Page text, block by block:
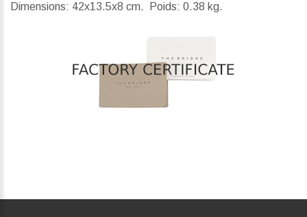
Dimensions: 42x13.5x8 cm. Poids: 0.38 kg.